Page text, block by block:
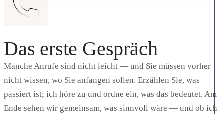
Das erste Gespräch
Manche Anrufe sind nicht leicht — und Sie müssen vorher
nicht wissen, wo Sie anfangen sollen. Erzählen Sie, was
passiert ist; ich höre zu und ordne ein, was das bedeutet. Am
Ende sehen wir gemeinsam, was sinnvoll wäre — und ob ich